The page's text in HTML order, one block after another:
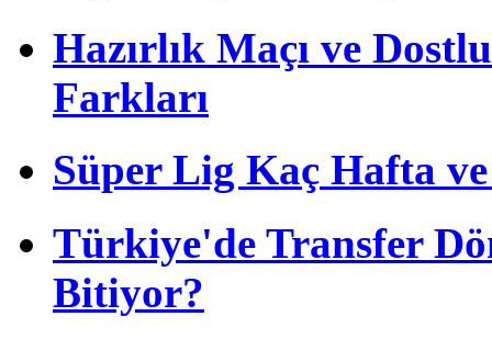
Hazırlık Maçı ve
Farkları
Süper Lig Kaç Hafta
Türkiye'de Transfer
Bitiyor?